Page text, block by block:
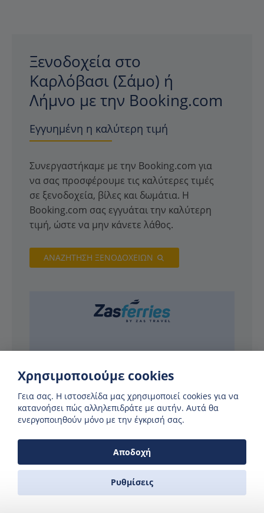
Ξενοδοχεία στο
Καρλόβασι (Σάμο) ή
Λήμνο με την Booking.com
Εγγυημένη η καλύτερη τιμή
Συνεργαστήκαμε με την Booking.com για
να σας προσφέρουμε τις καλύτερες τιμές
σε ξενοδοχεία, βίλες και δωμάτια. Η
Booking.com σας εγγυάται την καλύτερη
τιμή, ώστε να μην κάνετε λάθος.
ΑΝΑΖΗΤΗΣΗ ΞΕΝΟΔΟΧΕΙΩΝ
Χρησιμοποιούμε cookies
Γεια σας. H ιστοσελίδα μας χρησιμοποιεί cookies για να
κατανοήσει πώς αλληλεπιδράτε με αυτήν. Αυτά θα
ενεργοποιηθούν μόνο με την έγκρισή σας.
Αποδοχή
Ρυθμίσεις